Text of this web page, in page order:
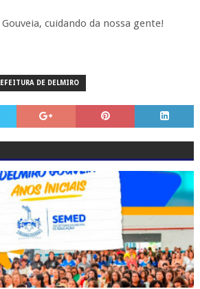
cuidando da nossa gente!
DE DELMIRO